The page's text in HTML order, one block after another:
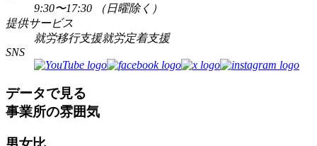
9:30〜17:30 （日曜除く）
提供サービス
就労移行支援就労定着支援
SNS
データで見る
事業所の雰囲気